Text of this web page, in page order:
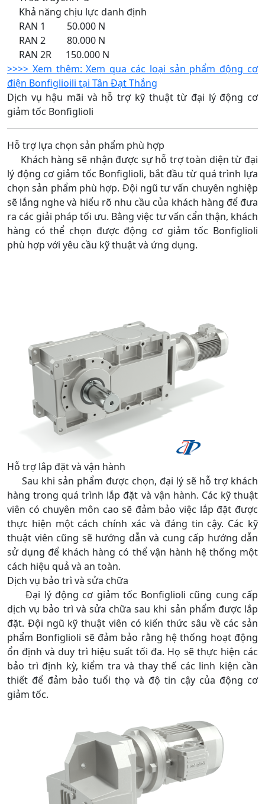
Khả năng chịu lực danh định
RAN 1 50.000 N
RAN 2 80.000 N
RAN 2R 150.000 N
>>>> Xem thêm: Xem qua các loại sản phẩm động cơ
điện Bonfiglioili tại Tân Đạt Thắng
Dịch vụ hậu mãi và hỗ trợ kỹ thuật từ đại lý động cơ
giảm tốc Bonfiglioli
Hỗ trợ lựa chọn sản phẩm phù hợp
Khách hàng sẽ nhận được sự hỗ trợ toàn diện từ đại
lý động cơ giảm tốc Bonfiglioli, bắt đầu từ quá trình lựa
chọn sản phẩm phù hợp. Đội ngũ tư vấn chuyên nghiệp
sẽ lắng nghe và hiểu rõ nhu cầu của khách hàng để đưa
ra các giải pháp tối ưu. Bằng việc tư vấn cẩn thận, khách
hàng có thể chọn được động cơ giảm tốc Bonfiglioli
phù hợp với yêu cầu kỹ thuật và ứng dụng.
Hỗ trợ lắp đặt và vận hành
Sau khi sản phẩm được chọn, đại lý sẽ hỗ trợ khách
hàng trong quá trình lắp đặt và vận hành. Các kỹ thuật
viên có chuyên môn cao sẽ đảm bảo việc lắp đặt được
thực hiện một cách chính xác và đáng tin cậy. Các kỹ
thuật viên cũng sẽ hướng dẫn và cung cấp hướng dẫn
sử dụng để khách hàng có thể vận hành hệ thống một
cách hiệu quả và an toàn.
Dịch vụ bảo trì và sửa chữa
Đại lý động cơ giảm tốc Bonfiglioli cũng cung cấp
dịch vụ bảo trì và sửa chữa sau khi sản phẩm được lắp
đặt. Đội ngũ kỹ thuật viên có kiến thức sâu về các sản
phẩm Bonfiglioli sẽ đảm bảo rằng hệ thống hoạt động
ổn định và duy trì hiệu suất tối đa. Họ sẽ thực hiện các
bảo trì định kỳ, kiểm tra và thay thế các linh kiện cần
thiết để đảm bảo tuổi thọ và độ tin cậy của động cơ
giảm tốc.